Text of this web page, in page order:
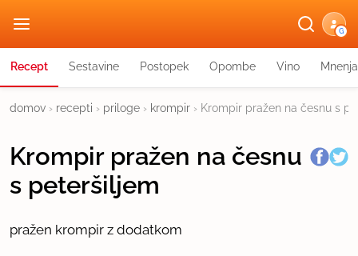
G
Recept Sestavine Postopek Opombe Vino Mnenja
domov › recepti › priloge › krompir › Krompir pražen na česnu s
Krompir pražen na česnu
s peteršiljem
pražen krompir z dodatkom